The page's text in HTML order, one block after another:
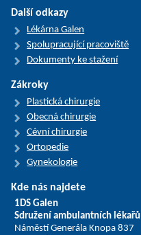
Další odkazy
Lékárna Galen
Spolupracující pracoviště
Dokumenty ke stažení
Zákroky
Plastická chirurgie
Obecná chirurgie
Cévní chirurgie
Ortopedie
Gynekologie
Kde nás najdete
1DS Galen
Sdružení ambulantních lékařů
Náměstí Generála Knopa 837